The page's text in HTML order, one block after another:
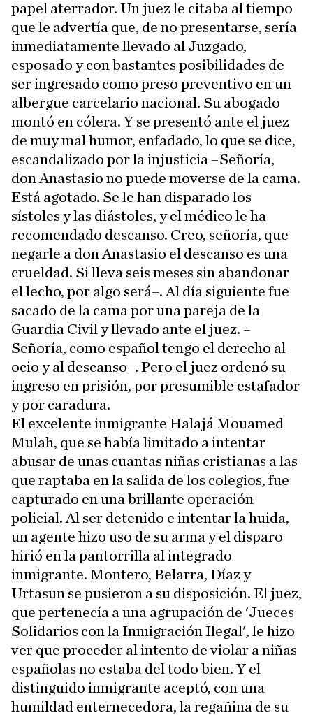
papel aterrador. Un juez le citaba al tiempo
que le advertía que, de no presentarse, sería
inmediatamente llevado al Juzgado,
esposado y con bastantes posibilidades de
ser ingresado como preso preventivo en un
albergue carcelario nacional. Su abogado
montó en cólera. Y se presentó ante el juez
de muy mal humor, enfadado, lo que se dice,
escandalizado por la injusticia –Señoría,
don Anastasio no puede moverse de la cama.
Está agotado. Se le han disparado los
sístoles y las diástoles, y el médico le ha
recomendado descanso. Creo, señoría, que
negarle a don Anastasio el descanso es una
crueldad. Si lleva seis meses sin abandonar
el lecho, por algo será–. Al día siguiente fue
sacado de la cama por una pareja de la
Guardia Civil y llevado ante el juez. –
Señoría, como español tengo el derecho al
ocio y al descanso–. Pero el juez ordenó su
ingreso en prisión, por presumible estafador
y por caradura.
El excelente inmigrante Halajá Mouamed
Mulah, que se había limitado a intentar
abusar de unas cuantas niñas cristianas a las
que raptaba en la salida de los colegios, fue
capturado en una brillante operación
policial. Al ser detenido e intentar la huida,
un agente hizo uso de su arma y el disparo
hirió en la pantorrilla al integrado
inmigrante. Montero, Belarra, Díaz y
Urtasun se pusieron a su disposición. El juez,
que pertenecía a una agrupación de 'Jueces
Solidarios con la Inmigración Ilegal', le hizo
ver que proceder al intento de violar a niñas
españolas no estaba del todo bien. Y el
distinguido inmigrante aceptó, con una
humildad enternecedora, la regañina de su